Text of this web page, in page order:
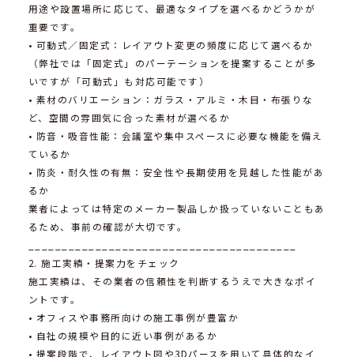
用途や設置場所に応じて、最適なタイプを選べるかどうかが
重要です。
• 可動式／固定式：レイアウト変更の頻度に応じて選べるか
（弊社では「固定式」のパーテーションを提案することが多
いですが「可動式」も対応可能です）
• 素材のバリエーション：ガラス・アルミ・木目・布張りな
ど、空間の雰囲気に合った素材が選べるか
• 防音・吸音性能：会議室や集中スペースに必要な機能を備え
ているか
• 防炎・耐久性の有無：安全性や長期使用を見越した性能があ
るか
業者によっては特定のメーカー製品しか扱っていないこともあ
るため、事前の確認が大切です。
2. 施工実績・提案力をチェック
施工実績は、その業者の信頼性を判断するうえで大きなポイ
ントです。
• オフィスや事務所向けの施工事例が豊富か
• 自社の規模や目的に近い事例があるか
• 提案段階で、レイアウト図や3Dパースを用いて具体的なイ